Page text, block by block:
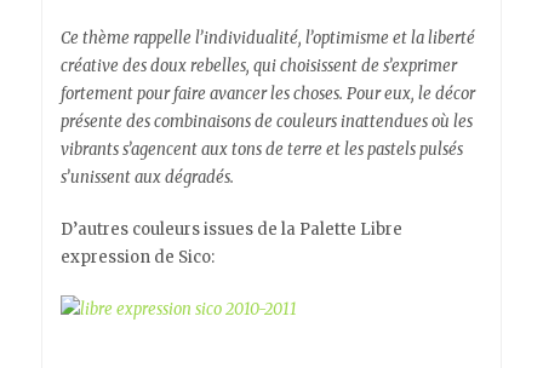
Ce thème rappelle l’individualité, l’optimisme et la liberté
créative des doux rebelles, qui choisissent de s’exprimer
fortement pour faire avancer les choses. Pour eux, le décor
présente des combinaisons de couleurs inattendues où les
vibrants s’agencent aux tons de terre et les pastels pulsés
s’unissent aux dégradés.
D’autres couleurs issues de la Palette Libre
expression de Sico: